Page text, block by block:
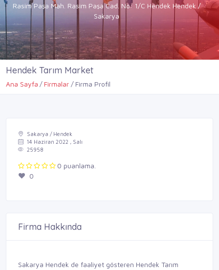
Rasim Paşa Mah. Rasim Paşa Cad. No: 1/C Hendek Hendek /
Sakarya
Hendek Tarım Market
Ana Sayfa Firmalar Firma Profil
Sakarya / Hendek
14 Haziran 2022 , Salı
25958
0 puanlama.
0
Firma Hakkında
Sakarya Hendek de faaliyet gösteren Hendek Tarım